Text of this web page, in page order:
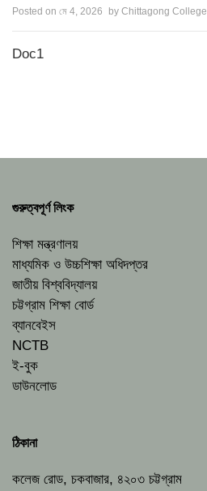
Posted on মে 4, 2026 by Chittagong College
Doc1
গুরুত্বপূর্ণ লিংক
শিক্ষা মন্ত্রণালয়
মাধ্যমিক ও উচ্চশিক্ষা অধিদপ্তর
জাতীয় বিশ্ববিদ্যালয়
চট্টগ্রাম শিক্ষা বোর্ড
ব্যানবেইস
NCTB
ই-বুক
ডাউনলোড
ঠিকানা
কলেজ রোড, চকবাজার, ৪২০৩ চট্টগ্রাম